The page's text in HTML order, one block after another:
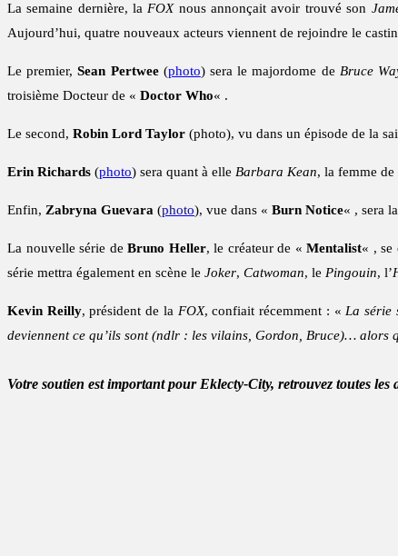
La semaine dernière, la FOXnous annonçait avoir trouvé son
Aujourd’hui, quatre nouveaux acteurs viennent de rejoindre le
Le premier,Sean Pertwee(photo) sera le majordome de Bruce
troisième Docteur de « Doctor Who« .
Le second, Robin Lord Taylor (photo), vu dans un épisode de la
Erin Richards (photo) sera quant à elle Barbara Kean, la femme de
Enfin, Zabryna Guevara (photo), vue dans « Burn Notice« , sera
La nouvelle série de Bruno Heller, le créateur de « Mentalist« , se
série mettra également en scène le Joker, Catwoman, le Pingouin, l’
Kevin Reilly, président de la FOX, confiait récemment : « La série
deviennent ce qu’ils sont (ndlr : les vilains, Gordon, Bruce)… alors
Votre soutien est important pour Eklecty-City, retrouvez toutes